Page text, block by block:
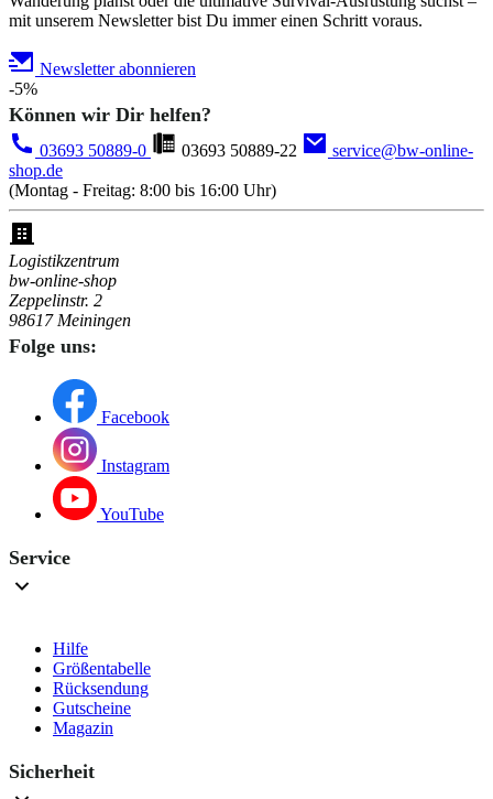
mit unserem Newsletter bist Du immer einen Schritt voraus.
Newsletter abonnieren
-5%
Können wir Dir helfen?
03693 50889-0 03693 50889-22
service@bw-online-
shop.de
(Montag - Freitag: 8:00 bis 16:00 Uhr)
Logistikzentrum
bw-online-shop
Zeppelinstr. 2
98617 Meiningen
Folge uns:
Facebook
Instagram
YouTube
Service
Hilfe
Größentabelle
Rücksendung
Gutscheine
Magazin
Sicherheit